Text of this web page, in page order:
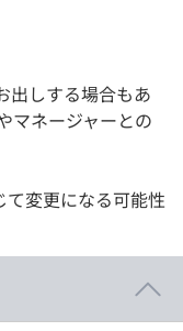
出しする場合もあ
マネージャーとの
変更になる可能性